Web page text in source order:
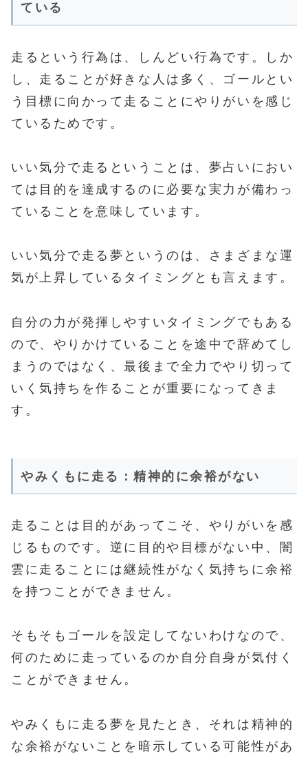
ている
走るという行為は、しんどい行為です。しか
し、走ることが好きな人は多く、ゴールとい
う目標に向かって走ることにやりがいを感じ
ているためです。
いい気分で走るということは、夢占いにおい
ては目的を達成するのに必要な実力が備わっ
ていることを意味しています。
いい気分で走る夢というのは、さまざまな運
気が上昇しているタイミングとも言えます。
自分の力が発揮しやすいタイミングでもある
ので、やりかけていることを途中で辞めてし
まうのではなく、最後まで全力でやり切って
いく気持ちを作ることが重要になってきま
す。
やみくもに走る：精神的に余裕がない
走ることは目的があってこそ、やりがいを感
じるものです。逆に目的や目標がない中、闇
雲に走ることには継続性がなく気持ちに余裕
を持つことができません。
そもそもゴールを設定してないわけなので、
何のために走っているのか自分自身が気付く
ことができません。
やみくもに走る夢を見たとき、それは精神的
な余裕がないことを暗示している可能性があ